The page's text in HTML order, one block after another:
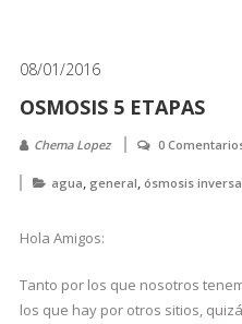
08/01/2016
OSMOSIS 5 ETAPAS
Chema Lopez 0
agua, general, ósmosis inversa
Hola Amigos:
Tanto por los que nosotros
los que hay por otros sitios,